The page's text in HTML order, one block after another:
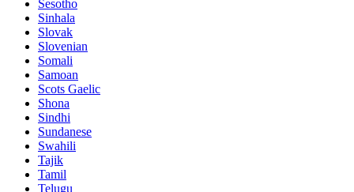
Sesotho
Sinhala
Slovak
Slovenian
Somali
Samoan
Scots Gaelic
Shona
Sindhi
Sundanese
Swahili
Tajik
Tamil
Telugu